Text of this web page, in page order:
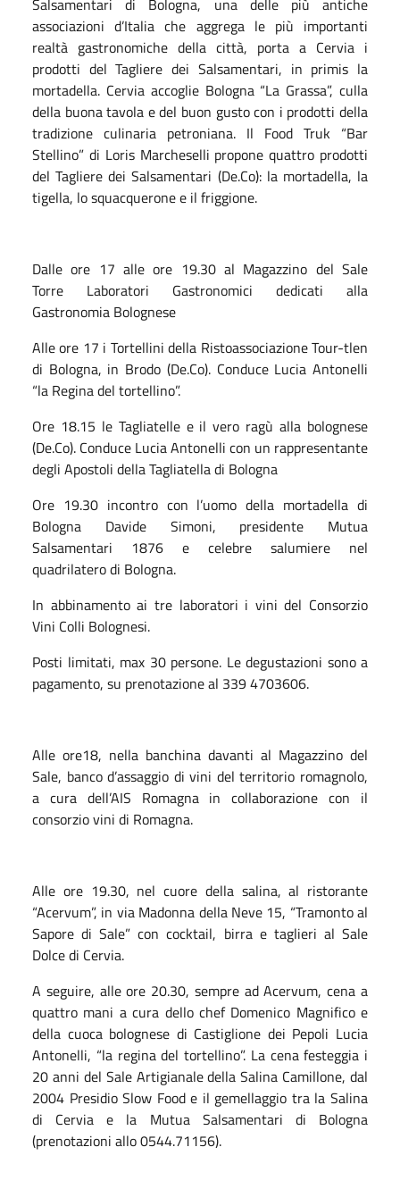
associazioni d’Italia che aggrega le più importanti
realtà gastronomiche della città, porta a Cervia i
prodotti del Tagliere dei Salsamentari, in primis la
mortadella. Cervia accoglie Bologna “La Grassa”, culla
della buona tavola e del buon gusto con i prodotti della
tradizione culinaria petroniana. Il Food Truk “Bar
Stellino” di Loris Marcheselli propone quattro prodotti
del Tagliere dei Salsamentari (De.Co): la mortadella, la
tigella, lo squacquerone e il friggione.
Dalleore 17 alle ore 19.30al Magazzino del Sale
Torre Laboratori Gastronomici dedicati alla
Gastronomia Bolognese
Alle ore 17 i Tortellini della Ristoassociazione Tour-tlen
di Bologna, in Brodo (De.Co). Conduce Lucia Antonelli
“la Regina del tortellino”.
Ore 18.15 le Tagliatelle e il vero ragù alla bolognese
(De.Co). Conduce Lucia Antonelli con un rappresentante
degli Apostoli della Tagliatella di Bologna
Ore 19.30incontro con l’uomo della mortadella di
Bologna Davide Simoni, presidente Mutua
Salsamentari 1876 e celebre salumiere nel
quadrilatero di Bologna.
In abbinamento ai tre laboratori i vini del Consorzio
Vini Colli Bolognesi.
Posti limitati, max 30 persone. Le degustazioni sono a
pagamento, su prenotazione al 339 4703606.
Alle ore18, nella banchina davanti al Magazzino del
Sale, banco d’assaggio di vini del territorio romagnolo,
a cura dell’AIS Romagna in collaborazione con il
consorzio vini di Romagna.
Alle ore 19.30, nel cuore della salina, al ristorante
“Acervum”, in via Madonna della Neve 15, “Tramonto al
Sapore di Sale” con cocktail, birra e taglieri al Sale
Dolce di Cervia.
A seguire, alle ore 20.30, sempre ad Acervum, cena a
quattro mani a cura dello chef Domenico Magnifico e
della cuoca bolognese di Castiglione dei Pepoli Lucia
Antonelli, “la regina del tortellino”. La cena festeggia i
20 anni del Sale Artigianale della Salina Camillone, dal
2004 Presidio Slow Food e il gemellaggio tra la Salina
di Cervia e la Mutua Salsamentari di Bologna
(prenotazioni allo 0544.71156).